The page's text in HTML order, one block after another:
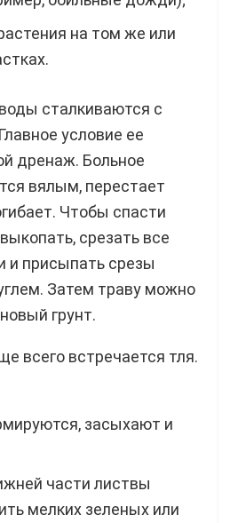
на том же или
сталкиваются с
условие ее
дренаж. Больное
вялым, перестает
Чтобы спасти
срезать все
и присыпать срезы
Затем траву можно
грунт.
всего встречается тля.
засыхают и
части листвы
мелких зеленых или